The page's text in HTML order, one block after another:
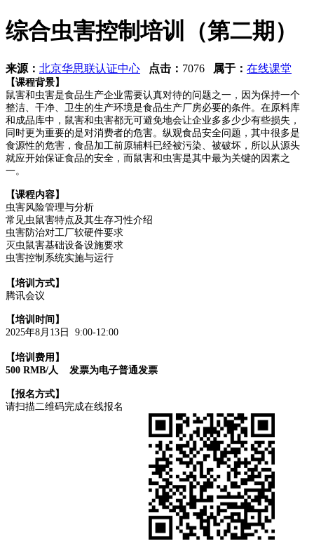
综合虫害控制培训（第二期）
来源： 北京华思联认证中心 点击： 7076 属于： 在线课堂
【课程背景】
鼠害和虫害是食品生产企业需要认真对待的问题之一，因为保持一个
整洁、干净、卫生的生产环境是食品生产厂房必要的条件。在原料库
和成品库中，鼠害和虫害都无可避免地会让企业多多少少有些损失，
同时更为重要的是对消费者的危害。纵观食品安全问题，其中很多是
食源性的危害，食品加工前原辅料已经被污染、被破坏，所以从源头
就应开始保证食品的安全，而鼠害和虫害是其中最为关键的因素之
一。
【课程内容】
虫害风险管理与分析
常见虫鼠害特点及其生存习性介绍
虫害防治对工厂软硬件要求
灭虫鼠害基础设备设施要求
虫害控制系统实施与运行
【培训方式】
腾讯会议
【培训时间】
2025年8月13日 9:00-12:00
【培训费用】
500 RMB/人 发票为电子普通发票
【报名方式】
请扫描二维码完成在线报名